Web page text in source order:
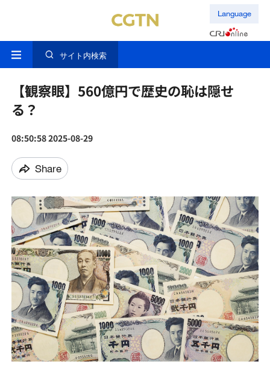
Language
サイト内検索
【観察眼】560億円で歴史の恥は隠せ
る？
08:50:58 2025-08-29
Share